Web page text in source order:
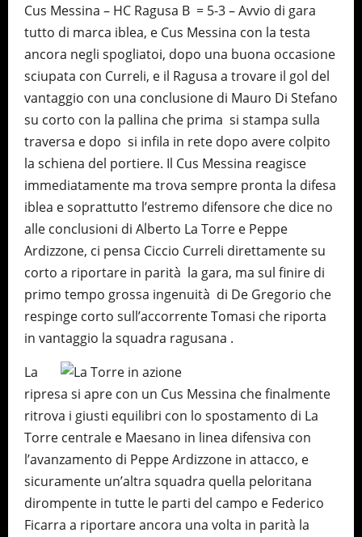
Cus Messina – HC Ragusa B = 5-3 – Avvio di gara
tutto di marca iblea, e Cus Messina con la testa
ancora negli spogliatoi, dopo una buona occasione
sciupata con Curreli, e il Ragusa a trovare il gol del
vantaggio con una conclusione di Mauro Di Stefano
su corto con la pallina che prima si stampa sulla
traversa e dopo si infila in rete dopo avere colpito
la schiena del portiere. Il Cus Messina reagisce
immediatamente ma trova sempre pronta la difesa
iblea e soprattutto l’estremo difensore che dice no
alle conclusioni di Alberto La Torre e Peppe
Ardizzone, ci pensa Ciccio Curreli direttamente su
corto a riportare in parità la gara, ma sul finire di
primo tempo grossa ingenuità di De Gregorio che
respinge corto sull’accorrente Tomasi che riporta
in vantaggio la squadra ragusana .
La
ripresa si apre con un Cus Messina che finalmente
ritrova i giusti equilibri con lo spostamento di La
Torre centrale e Maesano in linea difensiva con
l’avanzamento di Peppe Ardizzone in attacco, e
sicuramente un’altra squadra quella peloritana
dirompente in tutte le parti del campo e Federico
Ficarra a riportare ancora una volta in parità la